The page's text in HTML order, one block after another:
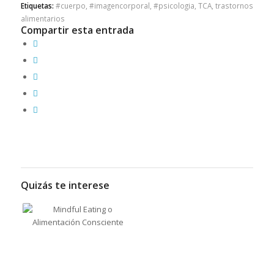
Etiquetas: #cuerpo, #imagencorporal, #psicologia, TCA, trastornos
alimentarios
Compartir esta entrada
Quizás te interese